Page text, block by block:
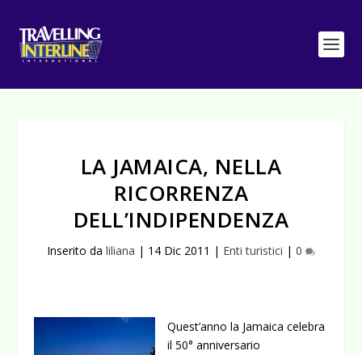
LA JAMAICA, NELLA
RICORRENZA
DELL’INDIPENDENZA
Inserito da liliana | 14 Dic 2011 | Enti turistici | 0
Quest’anno la Jamaica celebra
il 50° anniversario